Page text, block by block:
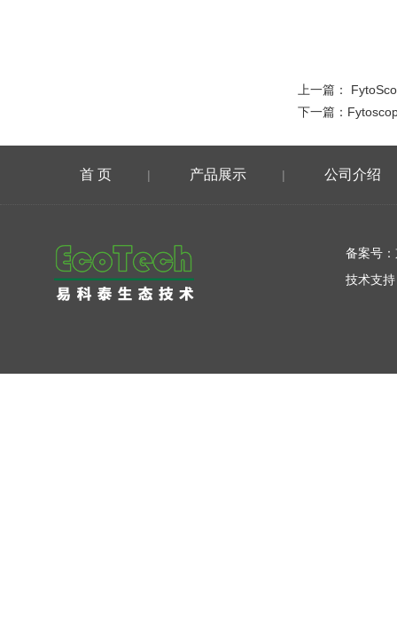
上一篇：
下一篇：
首 页 | 产品展示 | 公司介绍
备案号：
技术支